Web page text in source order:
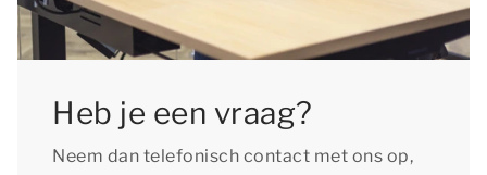
Heb je een vraag?
Neem dan telefonisch contact met ons op,